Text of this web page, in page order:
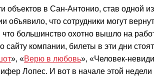
объектов в Сан-Антонио, став одной
что сотрудники могут
большинство охотно вышло на
компании, билеты в эти дни
», «Верю в любовь», «Человек-
Лопес. И вот в начале этой недели